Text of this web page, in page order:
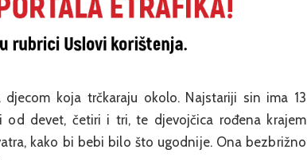
koja trčkaraju okolo. Najstariji sin ima 13
od devet, četiri i tri, te djevojčica rođena krajem
kako bi bebi bilo što ugodnije. Ona bezbrižno